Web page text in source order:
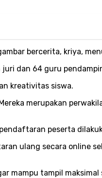
bercerita, kriya,
juri dan 64 guru
kreativitas siswa.
merupakan
peserta
ulang secara online
mampu tampil